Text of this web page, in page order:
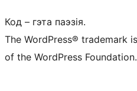
Код – гэта паэзія.
The WordPress® trademark
of the WordPress Foundation.